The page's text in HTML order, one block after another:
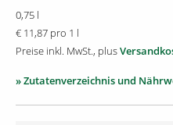
0,75 l
€ 11,87 pro 1 l
Preise inkl. MwSt., plus
» Zutatenverzeichnis und